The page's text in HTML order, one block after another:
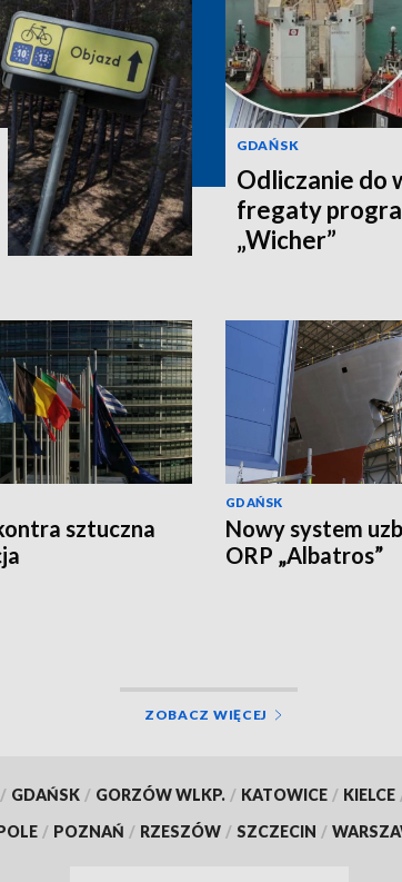
GDAŃSK
Odliczanie do
fregaty
„Wicher”
sztuczna
GDAŃSK
Nowy system
ORP „Albatros”
ZOBACZ WIĘCEJ
/ GDAŃSK / GORZÓW WLKP. / KATOWICE / KIELCE
/ POZNAŃ / RZESZÓW / SZCZECIN /